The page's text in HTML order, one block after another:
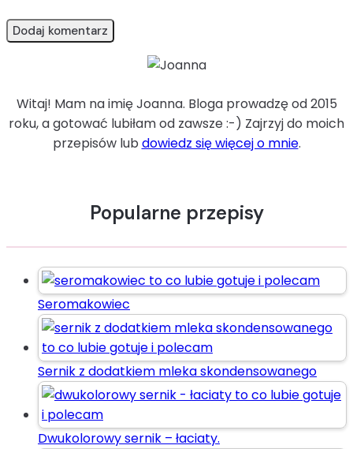
Witaj! Mam na imię Joanna. Bloga prowadzę od 2015
roku, a gotować lubiłam od zawsze :-) Zajrzyj do moich
przepisów lub dowiedz się więcej o mnie.
Popularne przepisy
Seromakowiec
Sernik z dodatkiem mleka skondensowanego
Dwukolorowy sernik – łaciaty.